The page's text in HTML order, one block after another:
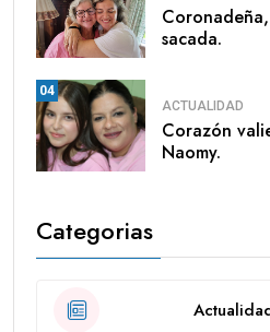
sacada.
04
ACTUALIDAD
Corazón
Naomy.
Categorias